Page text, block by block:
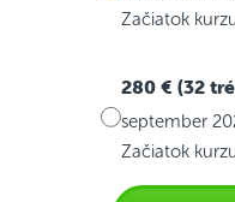
Začiatok
280 € (32
september
Začiatok